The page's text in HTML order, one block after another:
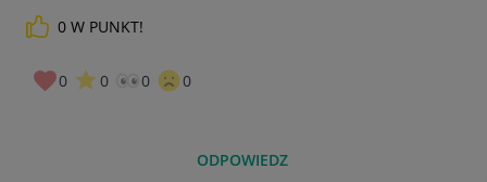
0 W PUNKT!
0 0 0 0
ODPOWIEDZ